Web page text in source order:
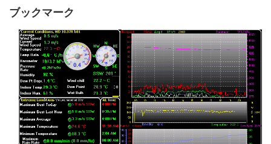
ブックマーク